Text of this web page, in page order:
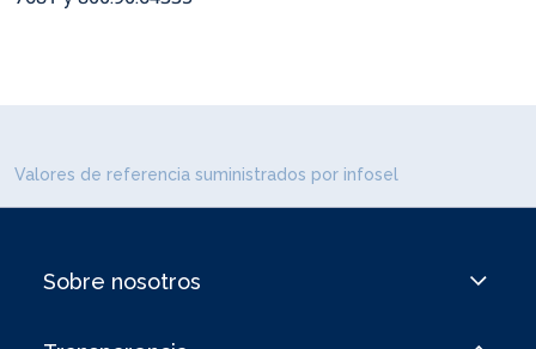
Valores de referencia suministrados por infosel
Sobre nosotros